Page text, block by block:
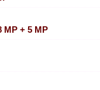
MP + 5 MP